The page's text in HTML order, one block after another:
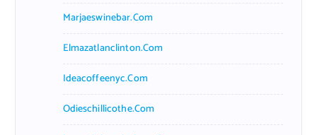
Marjaeswinebar.com
Elmazatlanclinton.com
Ideacoffeenyc.com
Odieschillicothe.com